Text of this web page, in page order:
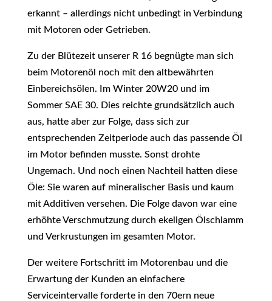
erkannt – allerdings nicht unbedingt in Verbindung
mit Motoren oder Getrieben.
Zu der Blütezeit unserer R 16 begnügte man sich
beim Motorenöl noch mit den altbewährten
Einbereichsölen. Im Winter 20W20 und im
Sommer SAE 30. Dies reichte grundsätzlich auch
aus, hatte aber zur Folge, dass sich zur
entsprechenden Zeitperiode auch das passende Öl
im Motor befinden musste. Sonst drohte
Ungemach. Und noch einen Nachteil hatten diese
Öle: Sie waren auf mineralischer Basis und kaum
mit Additiven versehen. Die Folge davon war eine
erhöhte Verschmutzung durch ekeligen Ölschlamm
und Verkrustungen im gesamten Motor.
Der weitere Fortschritt im Motorenbau und die
Erwartung der Kunden an einfachere
Serviceintervalle forderte in den 70ern neue